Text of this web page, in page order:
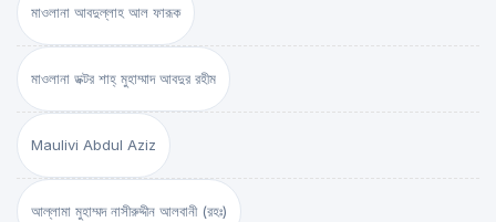
মাওলানা আবদুল্লাহ আল ফারূক
মাওলানা ডক্টর শাহ্‌ মুহাম্মাদ আবদুর রহীম
Maulivi Abdul Aziz
আল্লামা মুহাম্মদ নাসীরুদ্দীন আলবানী (রহঃ)